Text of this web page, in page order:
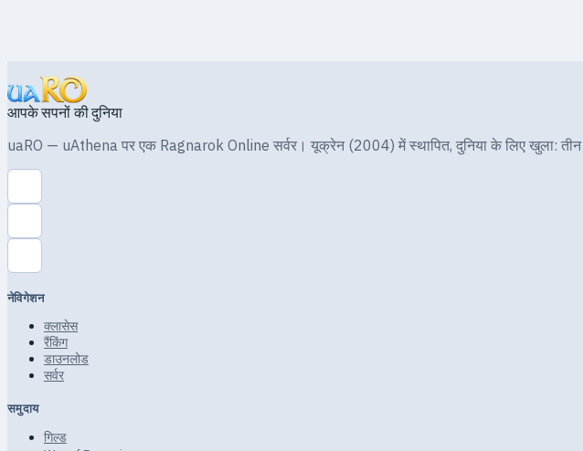
आपके सपनों की दुनिया
uaRO — uAthena पर एक Ragnarok Online सर्वर। यूक्रेन (2004) में स्थापित, दुनिया के लिए खुला:
नेविगेशन
क्लासेस
रैंकिंग
डाउनलोड
सर्वर
समुदाय
गिल्ड